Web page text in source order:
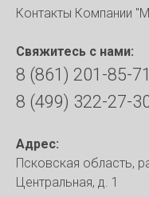
Контакты Компании
Свяжитесь с нами:
8 (861) 201-85-71
8 (499) 322-27-
Адрес:
Псковская область,
Центральная, д. 1